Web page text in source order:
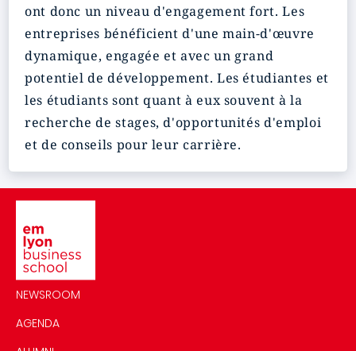
ont donc un niveau d'engagement fort. Les
entreprises bénéficient d'une main-d'œuvre
dynamique, engagée et avec un grand
potentiel de développement. Les étudiantes et
les étudiants sont quant à eux souvent à la
recherche de stages, d'opportunités d'emploi
et de conseils pour leur carrière.
NEWSROOM
AGENDA